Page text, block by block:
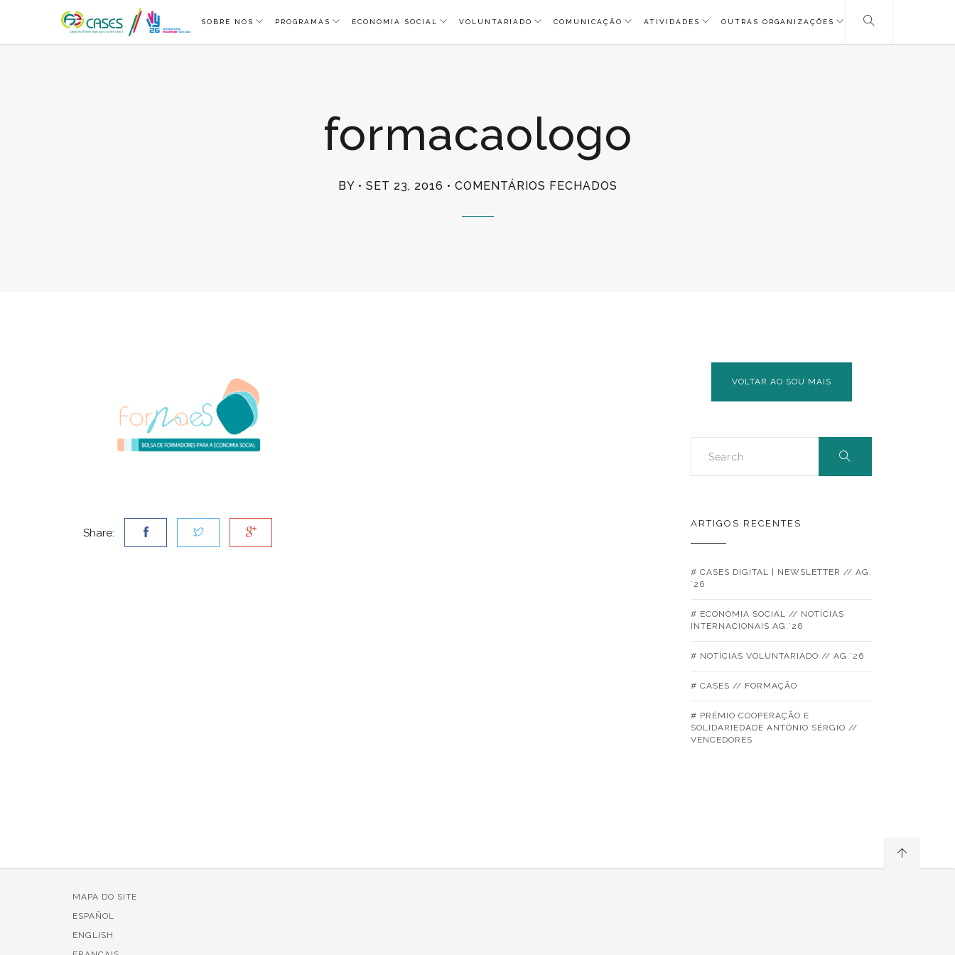
SOBRE NÓS PROGRAMAS ECONOMIA SOCIAL VOLUNTARIADO COMUNICAÇÃO ATIVIDADES OUTRAS ORGANIZAÇÕES
formacaologo
BY SET 23, 2016 COMENTÁRIOS FECHADOS
Share:
VOLTAR AO SOU MAIS
ARTIGOS RECENTES
# CASES DIGITAL | NEWSLETTER // AG.
´26
# ECONOMIA SOCIAL // NOTÍCIAS
INTERNACIONAIS AG.´26
# NOTÍCIAS VOLUNTARIADO // AG.´26
# CASES // FORMAÇÃO
# PRÉMIO COOPERAÇÃO E
SOLIDARIEDADE ANTÓNIO SÉRGIO //
VENCEDORES
MAPA DO SITE
ESPAÑOL
ENGLISH